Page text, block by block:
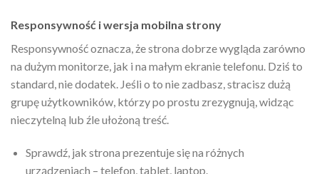
Responsywność i wersja mobilna strony
Responsywność oznacza, że strona dobrze wygląda zarówno
na dużym monitorze, jak i na małym ekranie telefonu. Dziś to
standard, nie dodatek. Jeśli o to nie zadbasz, stracisz dużą
grupę użytkowników, którzy po prostu zrezygnują, widząc
nieczytelną lub źle ułożoną treść.
Sprawdź, jak strona prezentuje się na różnych
urządzeniach – telefon, tablet, laptop.